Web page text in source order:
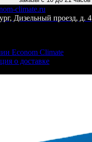
climate.ru
Дизельный проезд, д. 4
Econom Climate
о доставке